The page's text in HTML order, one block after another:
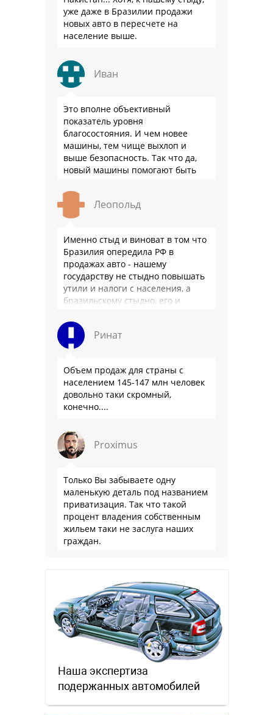
уже даже в Бразилии продажи
новых авто в пересчете на
население выше.
Иван
Это вполне объективный
показатель уровня
благосостояния. И чем новее
машины, тем чище выхлоп и
выше безопасность. Так что да,
новый машины помогают быть
Леопольд
Именно стыд и виноват в том что
Бразилия опередила РФ в
продажах авто - нашему
государству не стыдно повышать
утили и налоги с населения, а
бразильскому стыдно, его и
Ринат
Объем продаж для страны с
населением 145-147 млн человек
довольно таки скромный,
конечно....
Proximus
Только Вы забываете одну
маленькую деталь под названием
приватизация. Так что такой
процент владения собственным
жильем таки не заслуга наших
граждан.
Наша экспертиза
подержанных автомобилей